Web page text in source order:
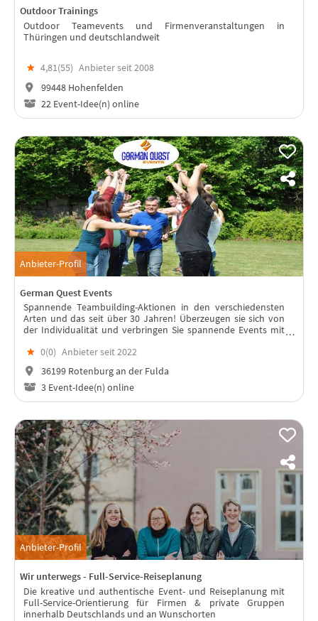
Outdoor Trainings
Outdoor Teamevents und Firmenveranstaltungen in
Thüringen und deutschlandweit
★ 4,81(55) Anbieter seit 2008
99448 Hohenfelden
22 Event-Idee(n) online
Anbieter-Profil
German Quest Events
Spannende Teambuilding-Aktionen in den verschiedensten
Arten und das seit über 30 Jahren! Überzeugen sie sich von
der Individualität und verbringen Sie spannende Events mit
★ 0(0) Anbieter seit 2022
36199 Rotenburg an der Fulda
3 Event-Idee(n) online
Anbieter-Profil
Wir unterwegs - Full-Service-Reiseplanung
Die kreative und authentische Event- und Reiseplanung mit
Full-Service-Orientierung für Firmen & private Gruppen
innerhalb Deutschlands und an Wunschorten